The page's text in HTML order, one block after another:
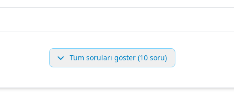
Tüm soruları göster (10 soru)